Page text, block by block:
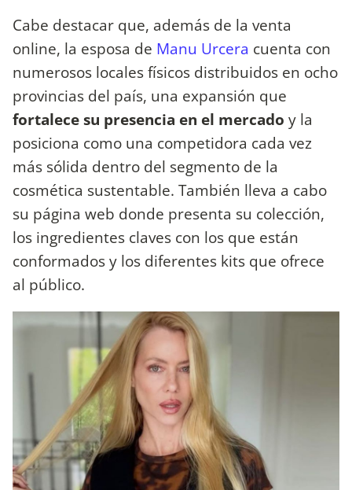
Cabe destacar que, además de la venta
online, la esposa de Manu Urcera cuenta con
numerosos locales físicos distribuidos en ocho
provincias del país, una expansión que
fortalece su presencia en el mercado y la
posiciona como una competidora cada vez
más sólida dentro del segmento de la
cosmética sustentable. También lleva a cabo
su página web donde presenta su colección,
los ingredientes claves con los que están
conformados y los diferentes kits que ofrece
al público.